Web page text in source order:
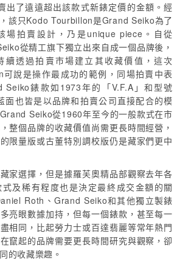
出了遠遠超出該款式新錶定價的金額。經
該只Kodo Tourbillon是Grand Seiko為了
場拍賣設計，乃是unique piece。自從
從精工旗下獨立出來自成一個品牌後，
續透過拍賣市場建立其收藏價值，這次
說是操作最成功的範例，同場拍賣中表
Seiko錶款如1973年的「V.F.A」和型號
面也皆是以品牌和拍賣公司直接配合的模
Seiko從1960年至今的一般款式在市
整個品牌的收藏價值尚需更長時間經營，
限量版或古董特別調校版仍是藏家們更中
家選擇，但是據羅芙奧精品部觀察去年各
及稀有程度也是決定最終成交金額的關
Roth、Grand Seiko和其他獨立製錶
亮眼數據加持，但每一個錶款，甚至每一
相同，比起勞力士或百達翡麗等常年熱門
竄起的品牌需要更長時間研究與觀察，卻
的收藏樂趣。